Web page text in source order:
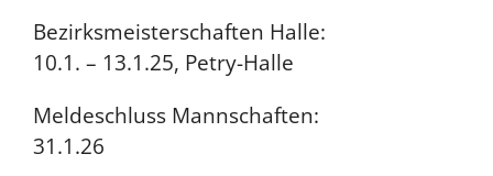
Bezirksmeisterschaften Halle:
10.1. – 13.1.25, Petry-Halle
Meldeschluss Mannschaften:
31.1.26